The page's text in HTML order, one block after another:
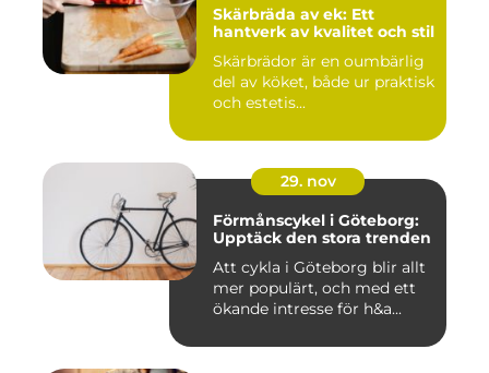
Skärbräda av ek: Ett
hantverk av kvalitet och stil
Skärbrädor är en oumbärlig
del av köket, både ur praktisk
och estetis...
29. nov
Förmånscykel i Göteborg:
Upptäck den stora trenden
Att cykla i Göteborg blir allt
mer populärt, och med ett
ökande intresse för h&a...